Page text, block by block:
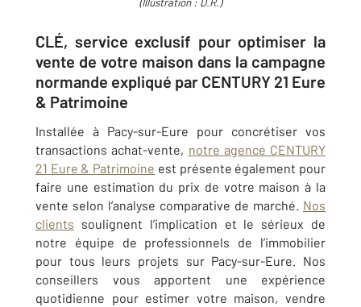
(Illustration : D.R.)
CLÉ, service exclusif pour optimiser la
vente de votre maison dans la campagne
normande expliqué par CENTURY 21 Eure
& Patrimoine
Installée à Pacy-sur-Eure pour concrétiser vos
transactions achat-vente, notre agence CENTURY
21 Eure & Patrimoine est présente également pour
faire une estimation du prix de votre maison à la
vente selon l’analyse comparative de marché. Nos
clients soulignent l’implication et le sérieux de
notre équipe de professionnels de l’immobilier
pour tous leurs projets sur Pacy-sur-Eure. Nos
conseillers vous apportent une expérience
quotidienne pour estimer votre maison, vendre